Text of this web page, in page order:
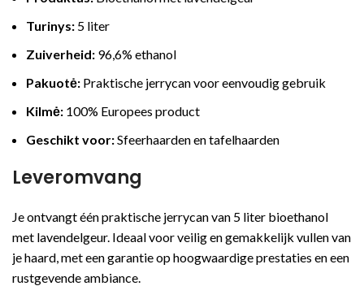
Turinys: 5 liter
Zuiverheid: 96,6% ethanol
Pakuotė: Praktische jerrycan voor eenvoudig gebruik
Kilmė: 100% Europees product
Geschikt voor:Sfeerhaarden en tafelhaarden
Leveromvang
Je ontvangt één praktische jerrycan van 5 liter bioethanol
met lavendelgeur. Ideaal voor veilig en gemakkelijk vullen van
je haard, met een garantie op hoogwaardige prestaties en een
rustgevende ambiance.